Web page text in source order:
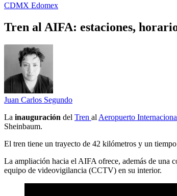
CDMX Edomex
Tren al AIFA: estaciones,
Juan Carlos Segundo
La inauguración del Tren al Aeropuerto
Sheinbaum.
El tren tiene un trayecto de 42 kilómetros y un
La ampliación hacia el AIFA ofrece, además de una
equipo de videovigilancia (CCTV) en su interior.